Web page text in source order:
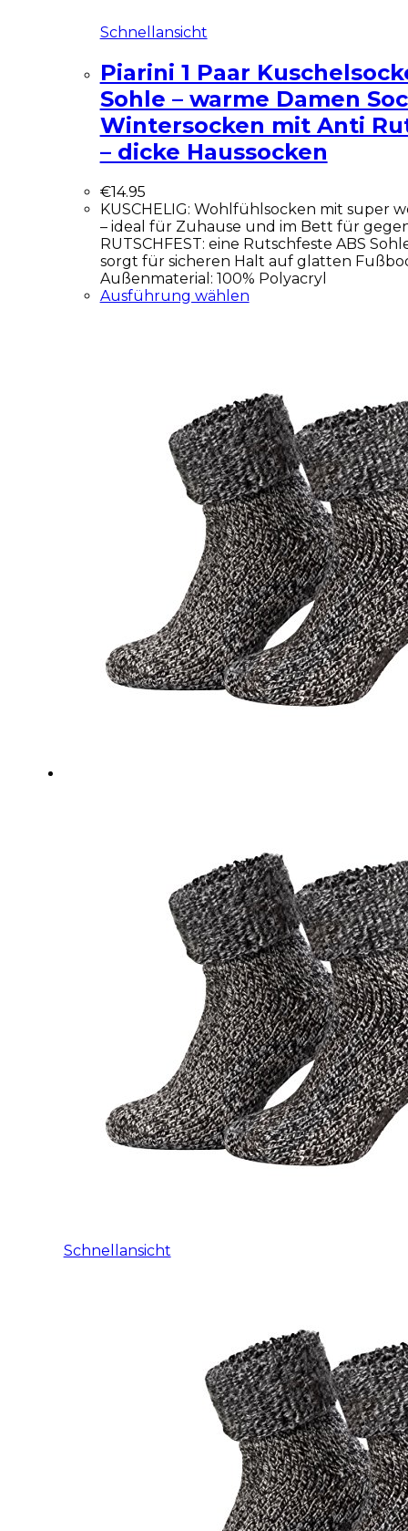
Schnellansicht
Piarini 1 Paar
Sohle – warme Damen
Wintersocken mit Anti
– dicke Haussocken
€14.95
KUSCHELIG: Wohlfühlsocken mit super
– ideal für Zuhause und im Bett für
RUTSCHFEST: eine Rutschfeste ABS
sorgt für sicheren Halt auf glatten
Außenmaterial: 100% Polyacryl
Ausführung wählen
Schnellansicht